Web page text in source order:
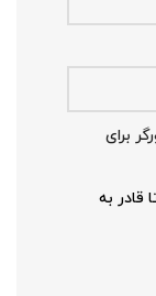
برای
قادر به